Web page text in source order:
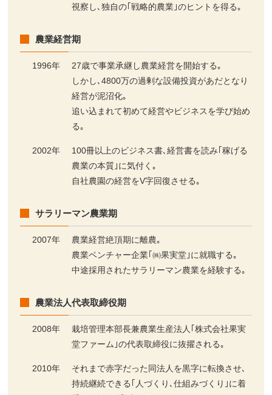
視察し､独自の｢戦略的農業｣のヒントを得る｡
農業経営期
1996年
27歳で事業承継し農業経営を開始する｡
しかし､4800万の過剰な設備投資があだとなり
経営が泥沼化｡
追い込まれて初めて経営やビジネスを学び始め
る｡
2002年
100冊以上のビジネス書､経営書を読み｢稼げる
農業の本質｣に気付く｡
自社農園の経営をV字回復させる｡
サラリーマン農業期
2007年
農業経営絶頂期に離農｡
農業ベンチャー企業｢㈱果実堂｣に就職する｡
中途採用されたサラリーマン農業を経験する｡
農業法人代表取締役期
2008年
栽培管理本部長兼農業生産法人｢株式会社果実
堂ファーム｣の代表取締役に抜擢される｡
2010年
それまで赤字だった同法人を黒字に転換させ､
持続継続できる｢人づくり､仕組みづくり｣に着